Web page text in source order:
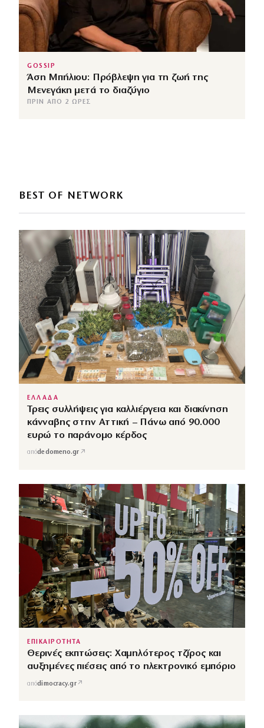
GOSSIP
Άση Μπήλιου: Πρόβλεψη για τη ζωή της
Μενεγάκη μετά το διαζύγιο
ΠΡΙΝ ΑΠΌ 2 ΏΡΕΣ
BEST OF NETWORK
ΕΛΛΑΔΑ
Τρεις συλλήψεις για καλλιέργεια και διακίνηση
κάνναβης στην Αττική – Πάνω από 90.000
ευρώ το παράνομο κέρδος
απόdedomeno.gr ↗
ΕΠΙΚΑΙΡΟΤΗΤΑ
Θερινές εκπτώσεις: Χαμηλότερος τζίρος και
αυξημένες πιέσεις από το ηλεκτρονικό εμπόριο
απόdimocracy.gr↗